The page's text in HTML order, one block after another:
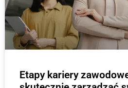
Etapy kariery